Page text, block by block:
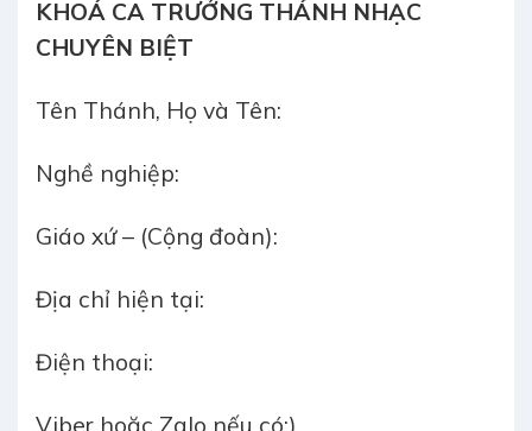
KHOÁ CA TRƯỞNG THÁNH NHẠC
CHUYÊN BIỆT
Tên Thánh, Họ và Tên:
Nghề nghiệp:
Giáo xứ – (Cộng đoàn):
Địa chỉ hiện tại:
Điện thoại:
Viber hoặc Zalo nếu có:)